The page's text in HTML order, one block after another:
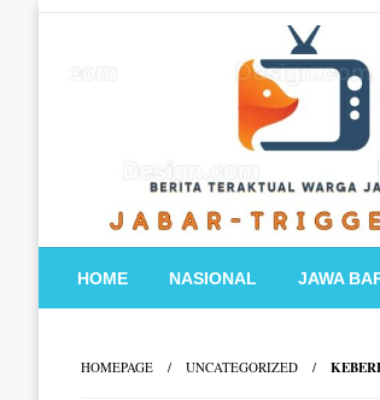
HOME NASIONAL JAWA
HOMEPAGE UNCATEGORIZED